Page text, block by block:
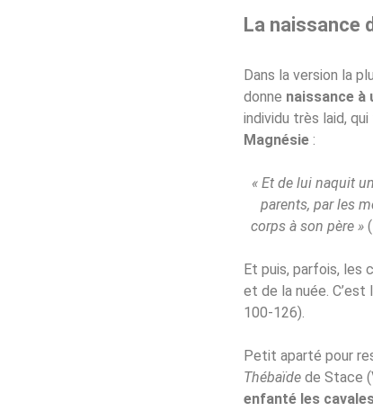
La naissance
Dans la version la
donne naissance à
individu très laid,
Magnésie :
« Et de lui naquit
parents, par les
corps à son père »
Et puis, parfois, les
et de la nuée. C’est
100-126).
Petit aparté pour
Thébaïde de Stace
enfanté les